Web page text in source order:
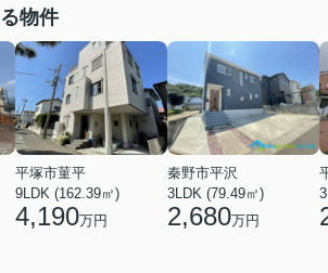
物件
平塚市菫平
9LDK (162.39㎡)
4,190万円
秦野市平沢
3LDK (79.49㎡)
2,680万円